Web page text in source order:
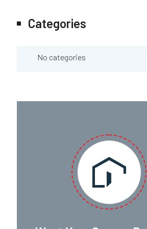
Categories
No categories